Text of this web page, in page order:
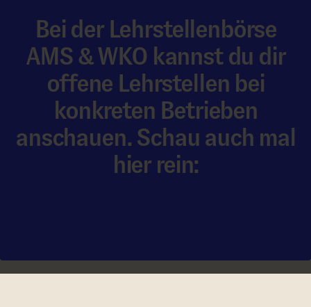
Bei der Lehrstellenbörse
AMS & WKO kannst du dir
offene Lehrstellen bei
konkreten Betrieben
anschauen. Schau auch mal
hier rein: